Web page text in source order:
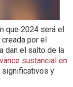
que 2024 será el
por el
dan el salto de la
sustancial en
significativos y